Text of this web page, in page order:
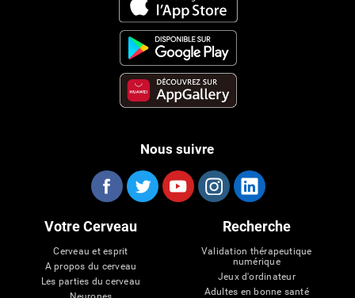
Nous suivre
Votre Cerveau
Cerveau et esprit
A propos du cerveau
Les parties du cerveau
Recherche
Validation thérapeutique
numérique
Jeux d'ordinateur
Adultes en bonne santé